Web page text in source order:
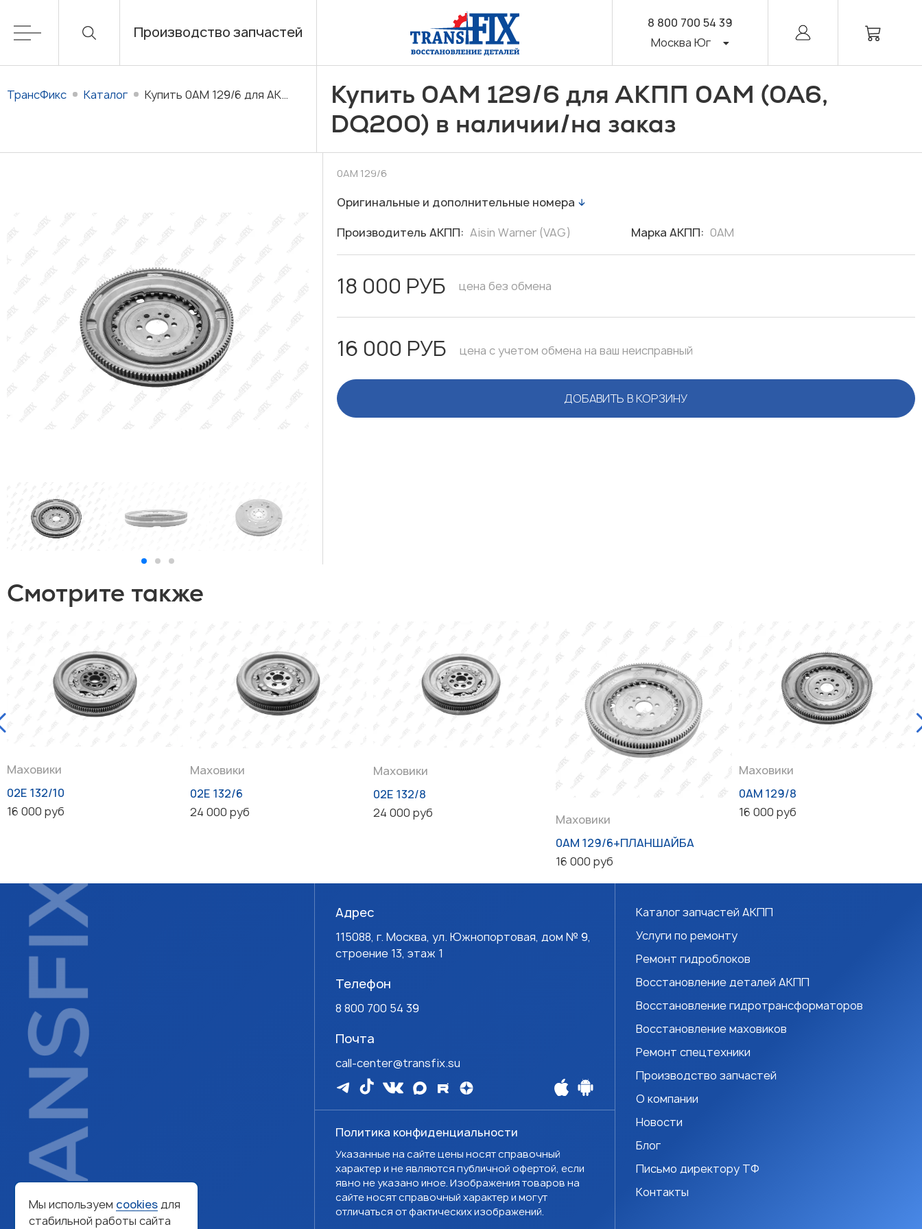
Производство запчастей
8 800 700 54 39
Москва Юг
ТрансФикс Каталог Купить 0AM 129/6 для АКПП 0AM (0A6, DQ200) в наличии/на заказ Купить 0AM 129/6 для АКПП 0AM (0A6,
DQ200) в наличии/на заказ
0AM 129/6
Оригинальные и дополнительные номера
Производитель АКПП: Aisin Warner (VAG) Марка АКПП: 0AM
18 000 РУБ цена без обмена
16 000 РУБ цена с учетом обмена на ваш неисправный
ДОБАВИТЬ В КОРЗИНУ
Смотрите также
Маховики
02E 132/10
16 000 руб
Маховики
02E 132/6
24 000 руб
Маховики
02E 132/8
24 000 руб
Маховики
0AM 129/6+ПЛАНШАЙБА
16 000 руб
Маховики
0AM 129/8
16 000 руб
Адрес
115088, г. Москва, ул. Южнопортовая, дом № 9,
строение 13, этаж 1
Телефон
8 800 700 54 39
Почта
call-center@transfix.su
Политика конфиденциальности
Указанные на сайте цены носят справочный
характер и не являются публичной офертой, если
явно не указано иное. Изображения товаров на
сайте носят справочный характер и могут
отличаться от фактических изображений.
Каталог запчастей АКПП
Услуги по ремонту
Ремонт гидроблоков
Восстановление деталей АКПП
Восстановление гидротрансформаторов
Восстановление маховиков
Ремонт спецтехники
Производство запчастей
О компании
Новости
Блог
Письмо директору ТФ
Контакты
Мы используем cookiesдля
стабильной работы сайта